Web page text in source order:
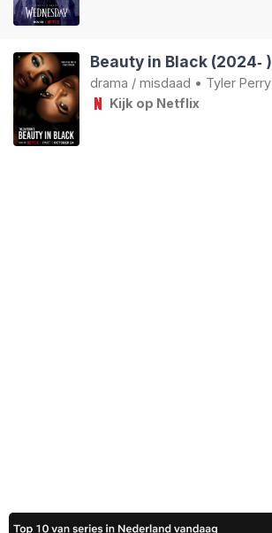
Beauty in Black (2024‑ )
drama / misdaad • Tyler Perry
Kijk op Netflix